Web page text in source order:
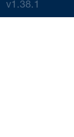
v1.38.1